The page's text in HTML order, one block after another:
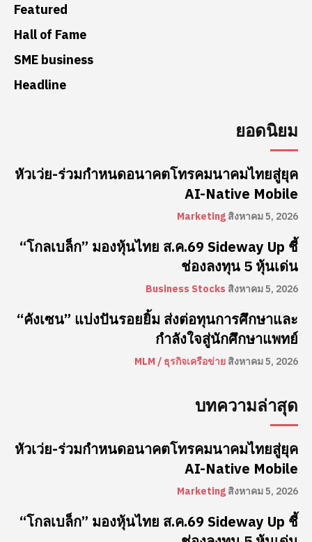
Featured
Hall of Fame
SME business
Headline
ยอดนิยม
หัวเว่ย-ร่วมกำหนดอนาคตโทรคมนาคมไทยสู่ยุค
AI-Native Mobile
Marketingสิงหาคม 5, 2026
“โกลเบล็ก” มองหุ้นไทย ส.ค.69 Sideway Up ชี้
ช่องลงทุน 5 หุ้นเด่น
Business Stocks สิงหาคม 5, 2026
“คังเซน” แบ่งปันรอยยิ้ม ส่งต่อทุนการศึกษาและ
กำลังใจสู่นักศึกษาแพทย์
MLM / ธุรกิจเครือข่ายสิงหาคม 5, 2026
บทความล่าสุด
หัวเว่ย-ร่วมกำหนดอนาคตโทรคมนาคมไทยสู่ยุค
AI-Native Mobile
Marketingสิงหาคม 5, 2026
“โกลเบล็ก” มองหุ้นไทย ส.ค.69 Sideway Up ชี้